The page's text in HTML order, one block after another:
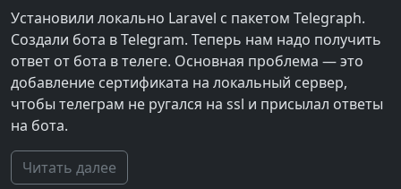
Установили локально Laravel с пакетом Telegraph.
Создали бота в Telegram. Теперь нам надо получить
ответ от бота в телеге. Основная проблема — это
добавление сертификата на локальный сервер,
чтобы телеграм не ругался на ssl и присылал ответы
на бота.
Читать далее